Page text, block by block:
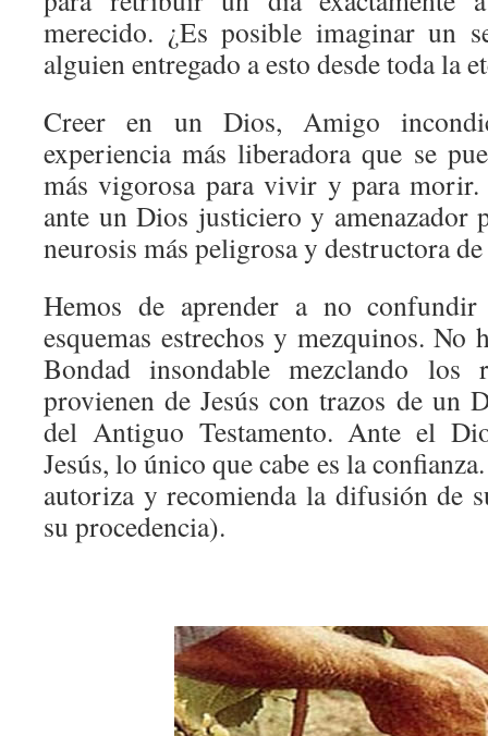
merecido. ¿Es posible imaginar un
alguien entregado a esto desde toda la
Creer en un Dios, Amigo
experiencia más liberadora que se
más vigorosa para vivir y para
ante un Dios justiciero y amenazador
neurosis más peligrosa y destructora
Hemos de aprender a no
esquemas estrechos y mezquinos. No
Bondad insondable mezclando los
provienen de Jesús con trazos de un
del Antiguo Testamento. Ante el
Jesús, lo único que cabe es la
autoriza y recomienda la difusión de
su procedencia).